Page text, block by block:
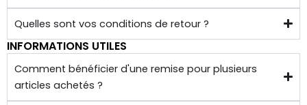
de
chez
soi.
Quelles sont vos conditions de retour ?
INFORMATIONS UTILES
Comment bénéficier d'une remise pour plusieurs
articles achetés ?